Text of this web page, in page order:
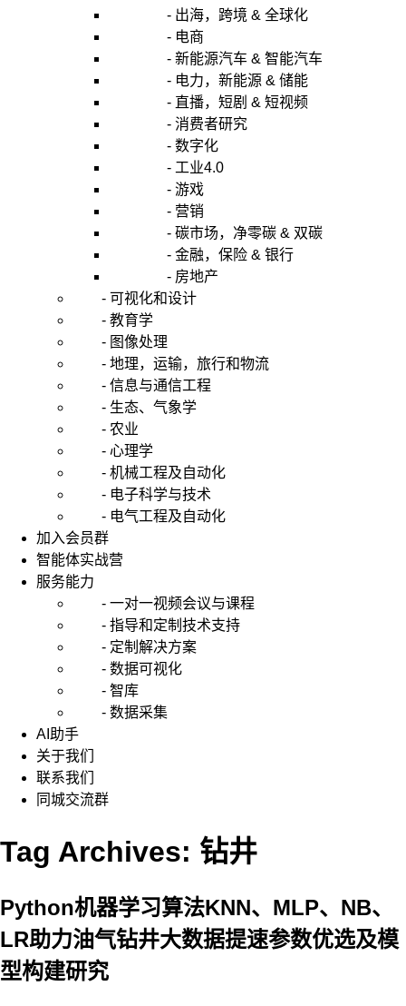
- 出海，跨境 & 全球化
- 电商
- 新能源汽车 & 智能汽车
- 电力，新能源 & 储能
- 直播，短剧 & 短视频
- 消费者研究
- 数字化
- 工业4.0
- 游戏
- 营销
- 碳市场，净零碳 & 双碳
- 金融，保险 & 银行
- 房地产
- 可视化和设计
- 教育学
- 图像处理
- 地理，运输，旅行和物流
- 信息与通信工程
- 生态、气象学
- 农业
- 心理学
- 机械工程及自动化
- 电子科学与技术
- 电气工程及自动化
加入会员群
智能体实战营
服务能力
- 一对一视频会议与课程
- 指导和定制技术支持
- 定制解决方案
- 数据可视化
- 智库
- 数据采集
AI助手
关于我们
联系我们
同城交流群
Tag Archives: 钻井
Python机器学习算法KNN、MLP、NB、
LR助力油气钻井大数据提速参数优选及模
型构建研究